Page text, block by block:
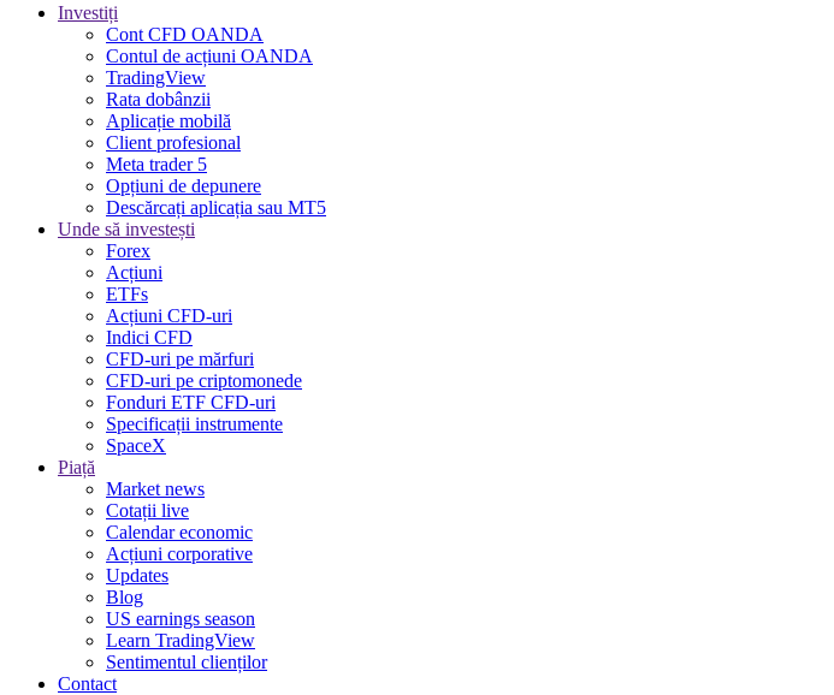
Investiți
Cont CFD OANDA
Contul de acțiuni OANDA
TradingView
Rata dobânzii
Aplicație mobilă
Client profesional
Meta trader 5
Opțiuni de depunere
Descărcați aplicația sau MT5
Unde să investești
Forex
Acțiuni
ETFs
Acțiuni CFD-uri
Indici CFD
CFD-uri pe mărfuri
CFD-uri pe criptomonede
Fonduri ETF CFD-uri
Specificații instrumente
SpaceX
Piață
Market news
Cotații live
Calendar economic
Acțiuni corporative
Updates
Blog
US earnings season
Learn TradingView
Sentimentul clienților
Contact